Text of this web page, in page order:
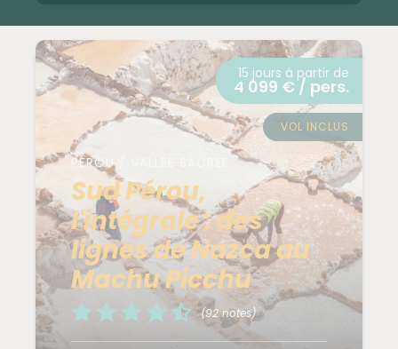
PÉROU / VALLÉE SACRÉE
Sud Pérou,
l'intégrale : des
lignes de Nazca au
Machu Picchu
(92 notes)
15 jours à partir de
4 099 € / pers.
VOL INCLUS